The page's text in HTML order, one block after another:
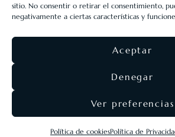
sitio. No consentir o retirar el consentimiento,
negativamente a ciertas características y
Aceptar
Denegar
Ver preferencias
Política de cookiesPolítica de
competitividad de las PYMES, y gracias al
marcha un Plan de Acción con el objetivo
digitalización y la competitividad de las
2025. Para ello ha contado con el apoyo
Digital de la Cámara de Comercio de
Eolas Ediciones2026 ·SEO &